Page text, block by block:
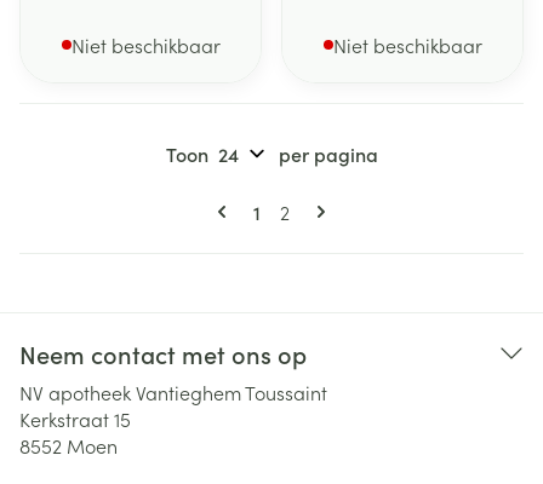
Niet beschikbaar Niet beschikbaar
Pagina's
U lees momenteel pagina
1 Pagina
2
Toon per pagina
Neem contact met ons op
NV apotheek Vantieghem Toussaint
Kerkstraat 15
8552 Moen